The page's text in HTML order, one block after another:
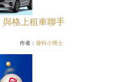
格上租車聯手
作者：發科小博士